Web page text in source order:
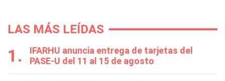
LAS MÁS LEÍDAS
IFARHU anuncia entrega de tarjetas del
PASE-U del 11 al 15 de agosto